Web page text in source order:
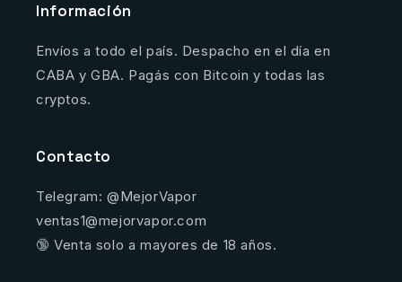
Información
Envíos a todo el país. Despacho en el día en
CABA y GBA. Pagás con Bitcoin y todas las
cryptos.
Contacto
Telegram: @MejorVapor
ventas1@mejorvapor.com
🔞 Venta solo a mayores de 18 años.